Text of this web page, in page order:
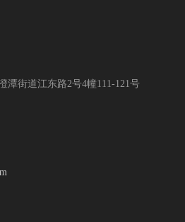
潭街道江东路2号4幢111-121号